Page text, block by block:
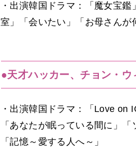
・出演韓国ドラマ：「魔女宝
室」「会いたい」「お母さんが
●天才ハッカー、チョン・ウ
・出演韓国ドラマ：「Love on
「あなたが眠っている間に」
「記憶～愛する人へ～」